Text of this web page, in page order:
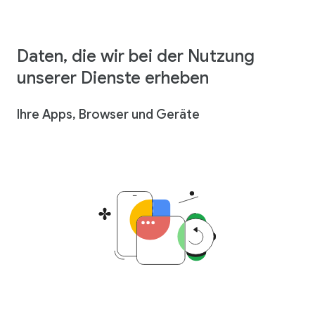
Daten, die wir bei der Nutzung
unserer Dienste erheben
Ihre Apps, Browser und Geräte